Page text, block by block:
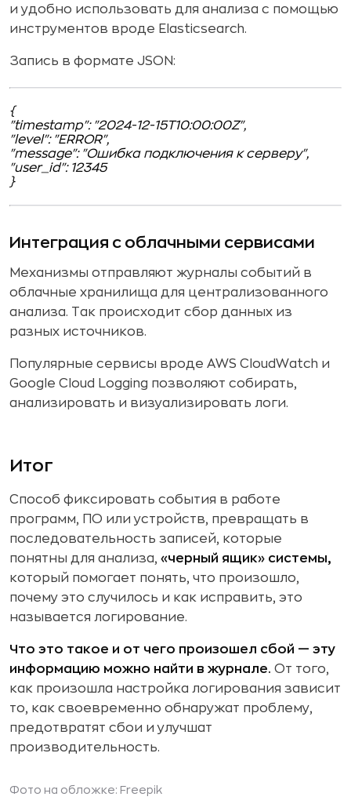
и удобно использовать для анализа с помощью
инструментов вроде Elasticsearch.
Запись в формате JSON:
{
"timestamp": "2024-12-15T10:00:00Z",
"level": "ERROR",
"message": "Ошибка подключения к серверу",
"user_id": 12345
}
Интеграция с облачными сервисами
Механизмы отправляют журналы событий в
облачные хранилища для централизованного
анализа. Так происходит сбор данных из
разных источников.
Популярные сервисы вроде AWS CloudWatch и
Google Cloud Logging позволяют собирать,
анализировать и визуализировать логи.
Итог
Способ фиксировать события в работе
программ, ПО или устройств, превращать в
последовательность записей, которые
понятны для анализа, «черный ящик» системы,
который помогает понять, что произошло,
почему это случилось и как исправить, это
называется логирование.
Что это такое и от чего произошел сбой — эту
информацию можно найти в журнале. От того,
как произошла настройка логирования зависит
то, как своевременно обнаружат проблему,
предотвратят сбои и улучшат
производительность.
Фото на обложке: Freepik